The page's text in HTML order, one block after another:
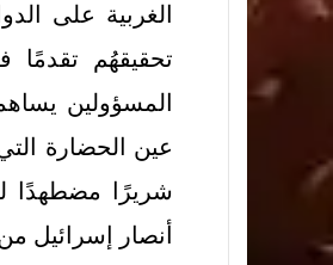
الغربية على
تحقيقهُم
المسؤولين
عين الحضارة
شريرًا مضطهدًا
أنصار إسرائيل